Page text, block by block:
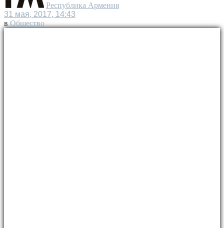
Республика Армения
31 мая, 2017, 14:43
в Общество